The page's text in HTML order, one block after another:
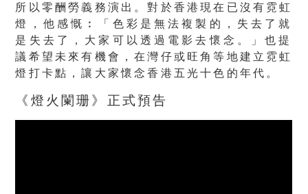
所以零酬勞義務演出。對於香港現在已沒有霓虹
燈，他感慨︰「 色彩是無法複製的，失去了就
是失去了，大家可以透過電影去懷念。
」也提
議希望未來有機會，在灣仔或旺角等地建立霓虹
燈打卡點，讓大家懷念香港五光十色的年代。
《燈火闌珊》正式預告